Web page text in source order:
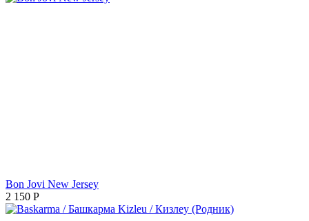
Bon Jovi New Jersey
2 150 Р